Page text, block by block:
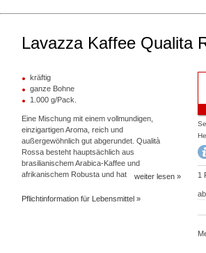
Lavazza Kaffee Qualita
1
kräftig
ganze Bohne
1.000 g/Pack.
Eine Mischung mit einem vollmundigen,
einzigartigen Aroma, reich und
außergewöhnlich gut abgerundet. Qualità
Rossa besteht hauptsächlich aus
brasilianischem Arabica-Kaffee und
afrikanischem Robusta und hat eine
Schokoladen-Noten.
weiter lesen
Pflichtinformation für Lebensmittel